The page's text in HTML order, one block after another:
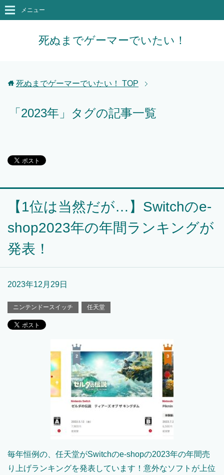
死ぬまでゲーマーでいたい！
メニュー
死ぬまでゲーマーでいたい！ TOP
「2023年」タグの記事一覧
【1位は当然だが…】Switchのe-
shop2023年の年間ランキングが
発表！
2023年12月29日
ニンテンドースイッチ 任天堂
毎年恒例の、任天堂がSwitchのe-shopの2023年の年間売
り上げランキングを発表しています！意外なソフトが上位